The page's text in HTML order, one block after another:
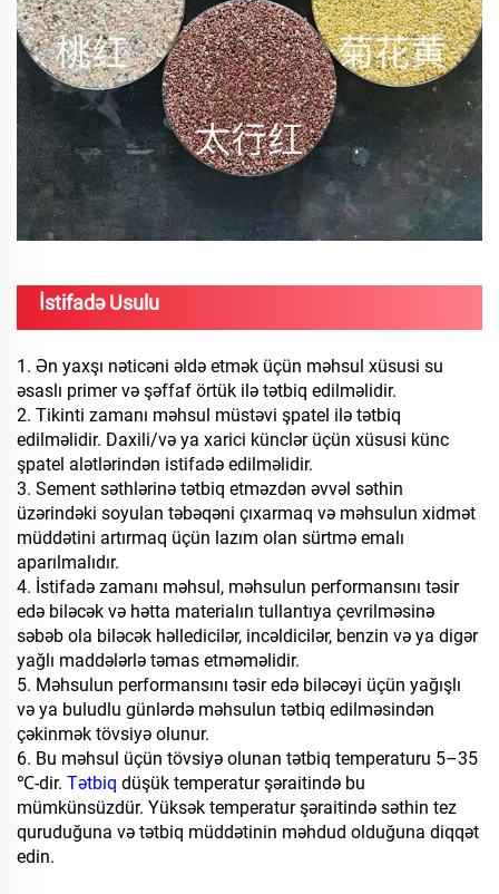
İstifadə Usulu
1. Ən yaxşı nəticəni əldə etmək üçün məhsul xüsusi su
əsaslı primer və şəffaf örtük ilə tətbiq edilməlidir.
2. Tikinti zamanı məhsul müstəvi şpatel ilə tətbiq
edilməlidir. Daxili/və ya xarici künclər üçün xüsusi künc
şpatel alətlərindən istifadə edilməlidir.
3. Sement səthlərinə tətbiq etməzdən əvvəl səthin
üzərindəki soyulan təbəqəni çıxarmaq və məhsulun xidmət
müddətini artırmaq üçün lazım olan sürtmə emalı
aparılmalıdır.
4. İstifadə zamanı məhsul, məhsulun performansını təsir
edə biləcək və hətta materialın tullantıya çevrilməsinə
səbəb ola biləcək həlledicilər, incəldicilər, benzin və ya digər
yağlı maddələrlə təmas etməməlidir.
5. Məhsulun performansını təsir edə biləcəyi üçün yağışlı
və ya buludlu günlərdə məhsulun tətbiq edilməsindən
çəkinmək tövsiyə olunur.
6. Bu məhsul üçün tövsiyə olunan tətbiq temperaturu 5–35
℃-dir. Tətbiq düşük temperatur şəraitində bu
mümkünsüzdür. Yüksək temperatur şəraitində səthin tez
quruduğuna və tətbiq müddətinin məhdud olduğuna diqqət
edin.